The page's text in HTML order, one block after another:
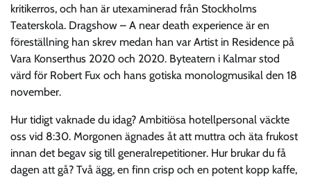
kritikerros, och han är utexaminerad från Stockholms
Teaterskola. Dragshow – A near death experience är en
föreställning han skrev medan han var Artist in Residence på
Vara Konserthus 2020 och 2020. Byteatern i Kalmar stod
värd för Robert Fux och hans gotiska monologmusikal den 18
november.
Hur tidigt vaknade du idag? Ambitiösa hotellpersonal väckte
oss vid 8:30. Morgonen ägnades åt att muttra och äta frukost
innan det begav sig till generalrepetitioner. Hur brukar du få
dagen att gå? Två ägg, en finn crisp och en potent kopp kaffe,